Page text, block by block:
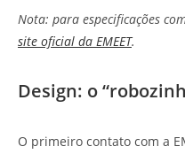
Nota: para especificações
site oficial da EMEET.
Design: o
O primeiro contato com a